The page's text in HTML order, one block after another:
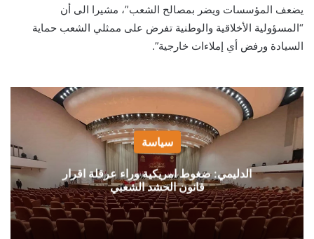
يضعف المؤسسات ويضر بمصالح الشعب”، مشيرا الى أن
“المسؤولية الأخلاقية والوطنية تفرض على ممثلي الشعب حماية
السيادة ورفض أي إملاءات خارجية”.
سياسة
الدليمي: ضغوط امريكية وراء عرقلة اقرار
قانون الحشد الشعبي